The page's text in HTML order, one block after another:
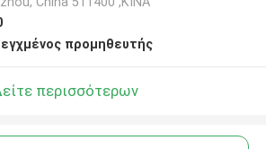
προμηθευτής
περισσότερων